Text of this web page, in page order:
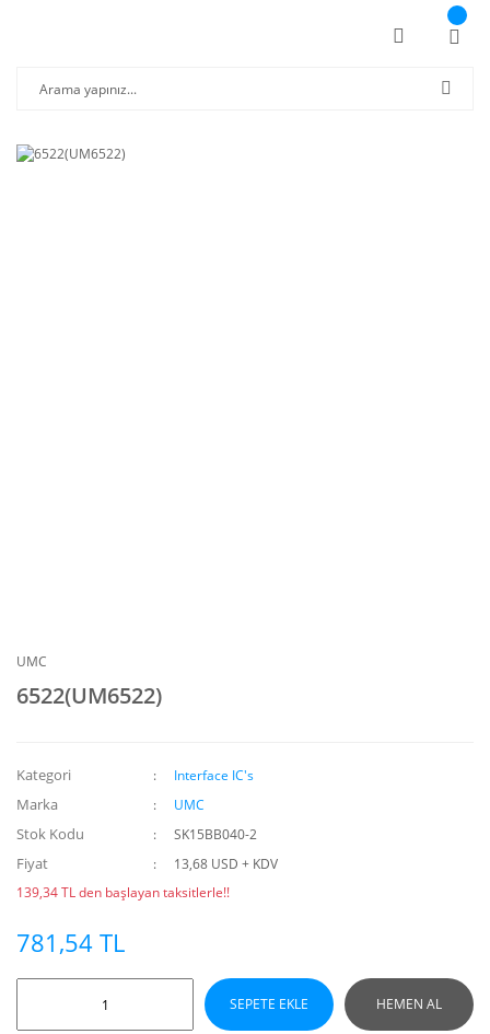
UMC
6522(UM6522)
Kategori Interface IC's
Marka UMC
Stok Kodu SK15BB040-2
Fiyat
13,68 USD + KDV
139,34 TL den başlayan taksitlerle!!
781,54 TL
SEPETE EKLE HEMEN AL